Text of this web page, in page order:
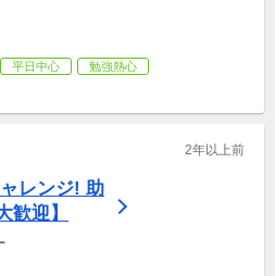
平日中心
勉強熱心
2年以上前
レンジ! 助
歓迎】